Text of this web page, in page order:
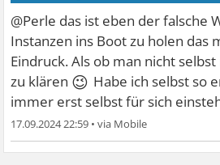
@Perle das ist eben der falsche
Instanzen ins Boot zu holen das
Eindruck. Als ob man nicht
zu klären 😉 Habe ich selbst so
immer erst selbst für sich
17.09.2024 22:59 •